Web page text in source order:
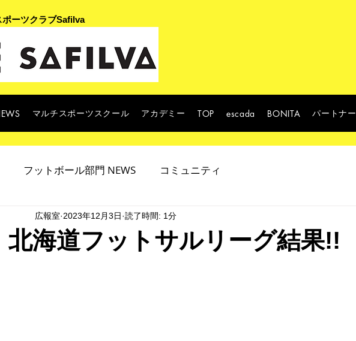
ポーツクラブSafilva
マルチスポーツスクール アカデミー TOP escada BONITA パートナー
フットボール部門 NEWS コミュニティ
北海道フットサルリーグ結果!!
広報室 2023年12月3日 読了時間: 1分